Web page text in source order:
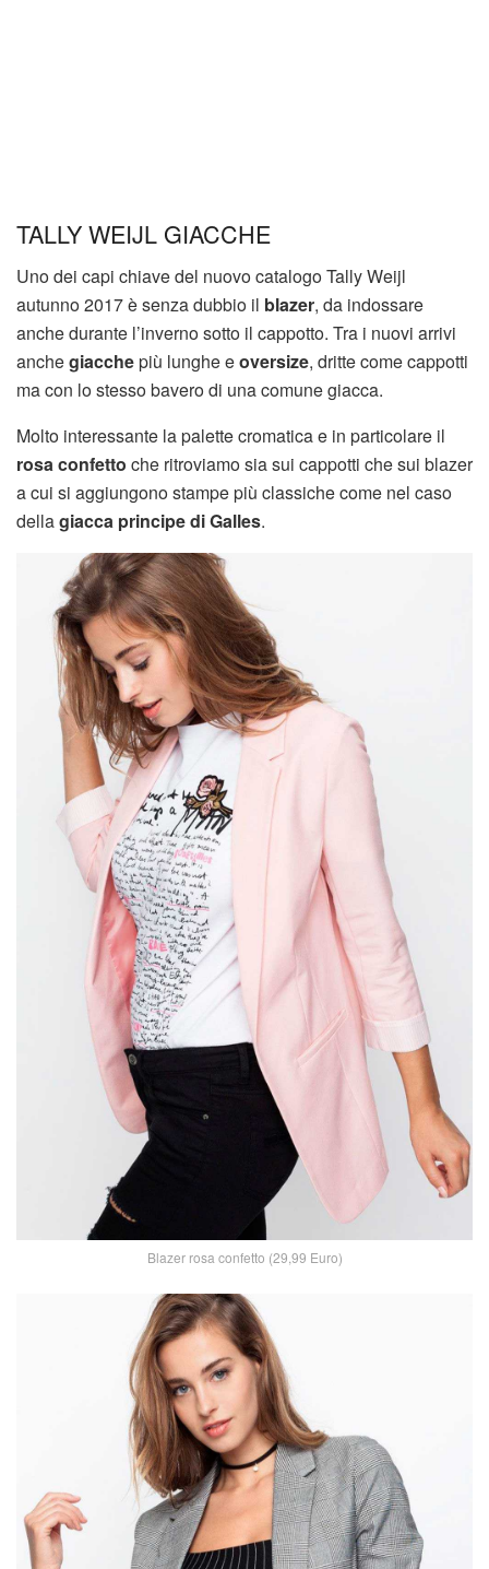
TALLY WEIJL GIACCHE
Uno dei capi chiave del nuovo catalogo Tally Weijl
autunno 2017 è senza dubbio il blazer, da indossare
anche durante l’inverno sotto il cappotto. Tra i nuovi arrivi
anchegiacchepiù lunghe eoversize, dritte come cappotti
ma con lo stesso bavero di una comune giacca.
Molto interessante la palette cromatica e in particolare il
rosa confetto che ritroviamo sia sui cappotti che sui blazer
a cui si aggiungono stampe più classiche come nel caso
dellagiacca principe di Galles.
Blazer rosa confetto (29,99 Euro)